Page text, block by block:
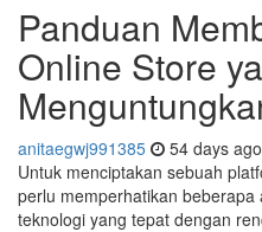
Panduan
Online Store
anitaegwj991385 54 days ago
Untuk menciptakan sebuah
perlu memperhatikan
teknologi yang tepat dengan